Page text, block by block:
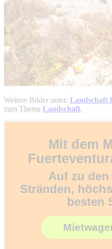
Weitere Bilder unter: Landschaft
zum Thema Landschaft.
Mit dem
Auf zu
Stränden,
besten